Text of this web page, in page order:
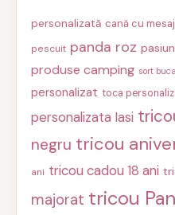
personalizată cană cu mesaj
pescuit panda roz
produse camping sort
personalizat toca
personalizata Iasi
negru tricou
ani tricou cadou 18 ani
majorat tricou